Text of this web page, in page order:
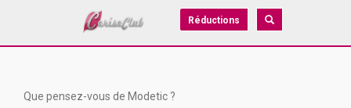
Réductions
Que pensez-vous de Modetic ?